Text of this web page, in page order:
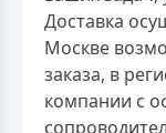
Доставка
Москве
заказа, в
компании с